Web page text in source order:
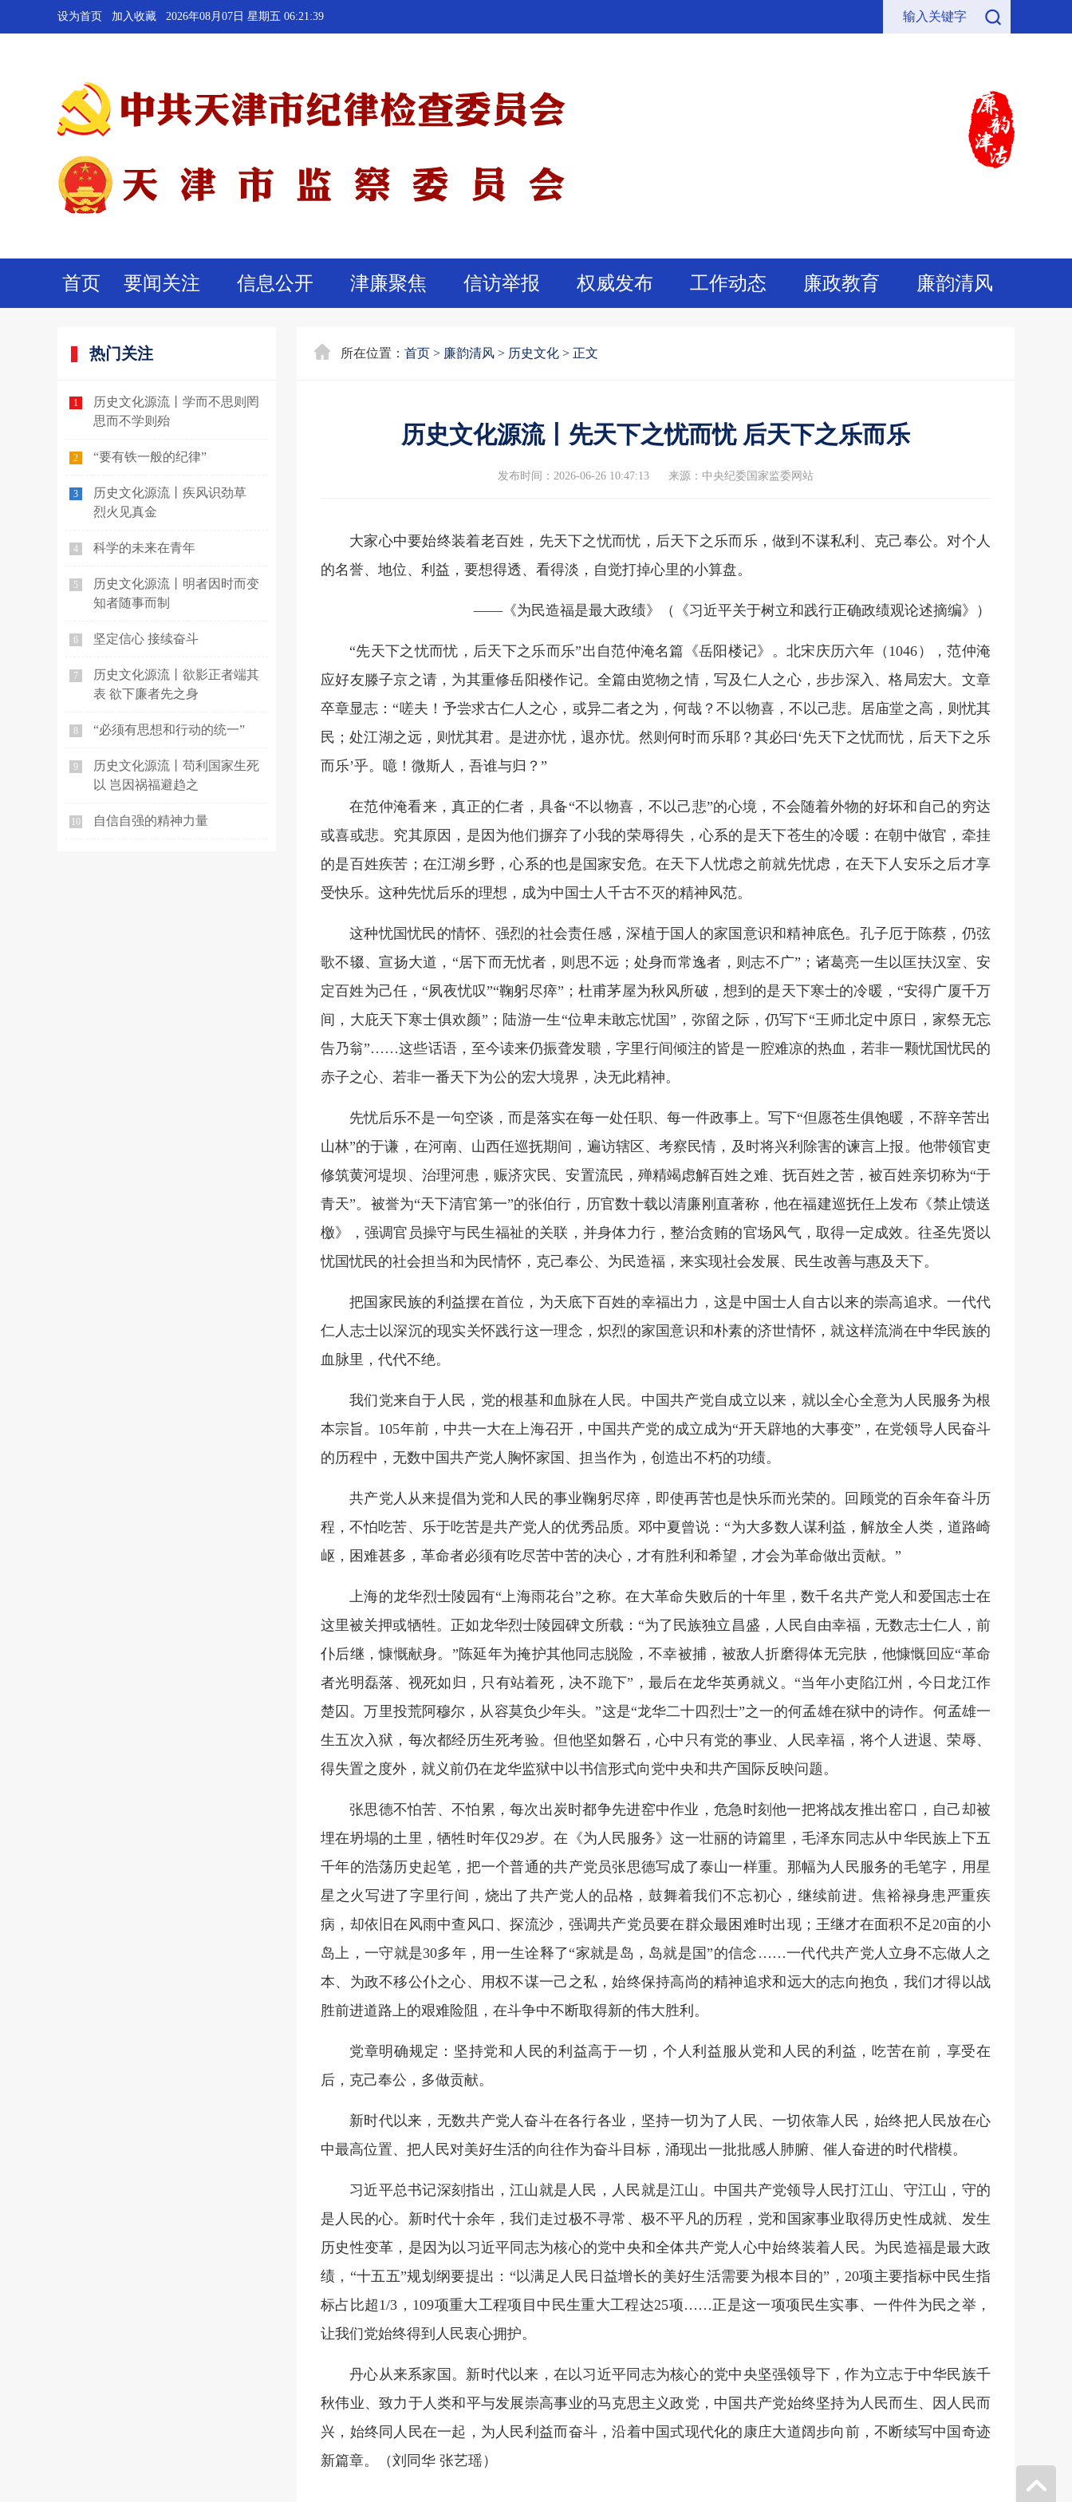
设为首页 加入收藏 2026年08月07日 星期五 06:21:39
首页 要闻关注 信息公开 津廉聚焦 信访举报 权威发布 工作动态 廉政教育 廉韵清风
热门关注
1
历史文化源流丨学而不思则罔
思而不学则殆
2 “要有铁一般的纪律”
3
历史文化源流丨疾风识劲草
烈火见真金
4 科学的未来在青年
5
历史文化源流丨明者因时而变
知者随事而制
6 坚定信心 接续奋斗
7
历史文化源流丨欲影正者端其
表 欲下廉者先之身
8 “必须有思想和行动的统一”
9
历史文化源流丨苟利国家生死
以 岂因祸福避趋之
10 自信自强的精神力量
所在位置： 首页 > 廉韵清风 > 历史文化 > 正文
历史文化源流丨先天下之忧而忧 后天下之乐而乐
发布时间：2026-06-26 10:47:13 来源：中央纪委国家监委网站
大家心中要始终装着老百姓，先天下之忧而忧，后天下之乐而乐，做到不谋私利、克己奉公。对个人
的名誉、地位、利益，要想得透、看得淡，自觉打掉心里的小算盘。
——《为民造福是最大政绩》（《习近平关于树立和践行正确政绩观论述摘编》）
“先天下之忧而忧，后天下之乐而乐”出自范仲淹名篇《岳阳楼记》。北宋庆历六年（1046），范仲淹
应好友滕子京之请，为其重修岳阳楼作记。全篇由览物之情，写及仁人之心，步步深入、格局宏大。文章
卒章显志：“嗟夫！予尝求古仁人之心，或异二者之为，何哉？不以物喜，不以己悲。居庙堂之高，则忧其
民；处江湖之远，则忧其君。是进亦忧，退亦忧。然则何时而乐耶？其必曰‘先天下之忧而忧，后天下之乐
而乐’乎。噫！微斯人，吾谁与归？”
在范仲淹看来，真正的仁者，具备“不以物喜，不以己悲”的心境，不会随着外物的好坏和自己的穷达
或喜或悲。究其原因，是因为他们摒弃了小我的荣辱得失，心系的是天下苍生的冷暖：在朝中做官，牵挂
的是百姓疾苦；在江湖乡野，心系的也是国家安危。在天下人忧虑之前就先忧虑，在天下人安乐之后才享
受快乐。这种先忧后乐的理想，成为中国士人千古不灭的精神风范。
这种忧国忧民的情怀、强烈的社会责任感，深植于国人的家国意识和精神底色。孔子厄于陈蔡，仍弦
歌不辍、宣扬大道，“居下而无忧者，则思不远；处身而常逸者，则志不广”；诸葛亮一生以匡扶汉室、安
定百姓为己任，“夙夜忧叹”“鞠躬尽瘁”；杜甫茅屋为秋风所破，想到的是天下寒士的冷暖，“安得广厦千万
间，大庇天下寒士俱欢颜”；陆游一生“位卑未敢忘忧国”，弥留之际，仍写下“王师北定中原日，家祭无忘
告乃翁”……这些话语，至今读来仍振聋发聩，字里行间倾注的皆是一腔难凉的热血，若非一颗忧国忧民的
赤子之心、若非一番天下为公的宏大境界，决无此精神。
先忧后乐不是一句空谈，而是落实在每一处任职、每一件政事上。写下“但愿苍生俱饱暖，不辞辛苦出
山林”的于谦，在河南、山西任巡抚期间，遍访辖区、考察民情，及时将兴利除害的谏言上报。他带领官吏
修筑黄河堤坝、治理河患，赈济灾民、安置流民，殚精竭虑解百姓之难、抚百姓之苦，被百姓亲切称为“于
青天”。被誉为“天下清官第一”的张伯行，历官数十载以清廉刚直著称，他在福建巡抚任上发布《禁止馈送
檄》，强调官员操守与民生福祉的关联，并身体力行，整治贪贿的官场风气，取得一定成效。往圣先贤以
忧国忧民的社会担当和为民情怀，克己奉公、为民造福，来实现社会发展、民生改善与惠及天下。
把国家民族的利益摆在首位，为天底下百姓的幸福出力，这是中国士人自古以来的崇高追求。一代代
仁人志士以深沉的现实关怀践行这一理念，炽烈的家国意识和朴素的济世情怀，就这样流淌在中华民族的
血脉里，代代不绝。
我们党来自于人民，党的根基和血脉在人民。中国共产党自成立以来，就以全心全意为人民服务为根
本宗旨。105年前，中共一大在上海召开，中国共产党的成立成为“开天辟地的大事变”，在党领导人民奋斗
的历程中，无数中国共产党人胸怀家国、担当作为，创造出不朽的功绩。
共产党人从来提倡为党和人民的事业鞠躬尽瘁，即使再苦也是快乐而光荣的。回顾党的百余年奋斗历
程，不怕吃苦、乐于吃苦是共产党人的优秀品质。邓中夏曾说：“为大多数人谋利益，解放全人类，道路崎
岖，困难甚多，革命者必须有吃尽苦中苦的决心，才有胜利和希望，才会为革命做出贡献。”
上海的龙华烈士陵园有“上海雨花台”之称。在大革命失败后的十年里，数千名共产党人和爱国志士在
这里被关押或牺牲。正如龙华烈士陵园碑文所载：“为了民族独立昌盛，人民自由幸福，无数志士仁人，前
仆后继，慷慨献身。”陈延年为掩护其他同志脱险，不幸被捕，被敌人折磨得体无完肤，他慷慨回应“革命
者光明磊落、视死如归，只有站着死，决不跪下”，最后在龙华英勇就义。“当年小吏陷江州，今日龙江作
楚囚。万里投荒阿穆尔，从容莫负少年头。”这是“龙华二十四烈士”之一的何孟雄在狱中的诗作。何孟雄一
生五次入狱，每次都经历生死考验。但他坚如磐石，心中只有党的事业、人民幸福，将个人进退、荣辱、
得失置之度外，就义前仍在龙华监狱中以书信形式向党中央和共产国际反映问题。
张思德不怕苦、不怕累，每次出炭时都争先进窑中作业，危急时刻他一把将战友推出窑口，自己却被
埋在坍塌的土里，牺牲时年仅29岁。在《为人民服务》这一壮丽的诗篇里，毛泽东同志从中华民族上下五
千年的浩荡历史起笔，把一个普通的共产党员张思德写成了泰山一样重。那幅为人民服务的毛笔字，用星
星之火写进了字里行间，烧出了共产党人的品格，鼓舞着我们不忘初心，继续前进。焦裕禄身患严重疾
病，却依旧在风雨中查风口、探流沙，强调共产党员要在群众最困难时出现；王继才在面积不足20亩的小
岛上，一守就是30多年，用一生诠释了“家就是岛，岛就是国”的信念……一代代共产党人立身不忘做人之
本、为政不移公仆之心、用权不谋一己之私，始终保持高尚的精神追求和远大的志向抱负，我们才得以战
胜前进道路上的艰难险阻，在斗争中不断取得新的伟大胜利。
党章明确规定：坚持党和人民的利益高于一切，个人利益服从党和人民的利益，吃苦在前，享受在
后，克己奉公，多做贡献。
新时代以来，无数共产党人奋斗在各行各业，坚持一切为了人民、一切依靠人民，始终把人民放在心
中最高位置、把人民对美好生活的向往作为奋斗目标，涌现出一批批感人肺腑、催人奋进的时代楷模。
习近平总书记深刻指出，江山就是人民，人民就是江山。中国共产党领导人民打江山、守江山，守的
是人民的心。新时代十余年，我们走过极不寻常、极不平凡的历程，党和国家事业取得历史性成就、发生
历史性变革，是因为以习近平同志为核心的党中央和全体共产党人心中始终装着人民。为民造福是最大政
绩，“十五五”规划纲要提出：“以满足人民日益增长的美好生活需要为根本目的”，20项主要指标中民生指
标占比超1/3，109项重大工程项目中民生重大工程达25项……正是这一项项民生实事、一件件为民之举，
让我们党始终得到人民衷心拥护。
丹心从来系家国。新时代以来，在以习近平同志为核心的党中央坚强领导下，作为立志于中华民族千
秋伟业、致力于人类和平与发展崇高事业的马克思主义政党，中国共产党始终坚持为人民而生、因人民而
兴，始终同人民在一起，为人民利益而奋斗，沿着中国式现代化的康庄大道阔步向前，不断续写中国奇迹
新篇章。（刘同华 张艺瑶）